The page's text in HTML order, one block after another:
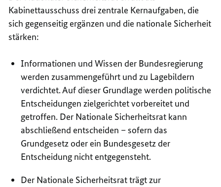
Kabinettausschuss drei zentrale Kernaufgaben, die
sich gegenseitig ergänzen und die nationale Sicherheit
stärken:
Informationen und Wissen der Bundesregierung
werden zusammengeführt und zu Lagebildern
verdichtet. Auf dieser Grundlage werden politische
Entscheidungen zielgerichtet vorbereitet und
getroffen. Der Nationale Sicherheitsrat kann
abschließend entscheiden – sofern das
Grundgesetz oder ein Bundesgesetz der
Entscheidung nicht entgegensteht.
Der Nationale Sicherheitsrat trägt zur